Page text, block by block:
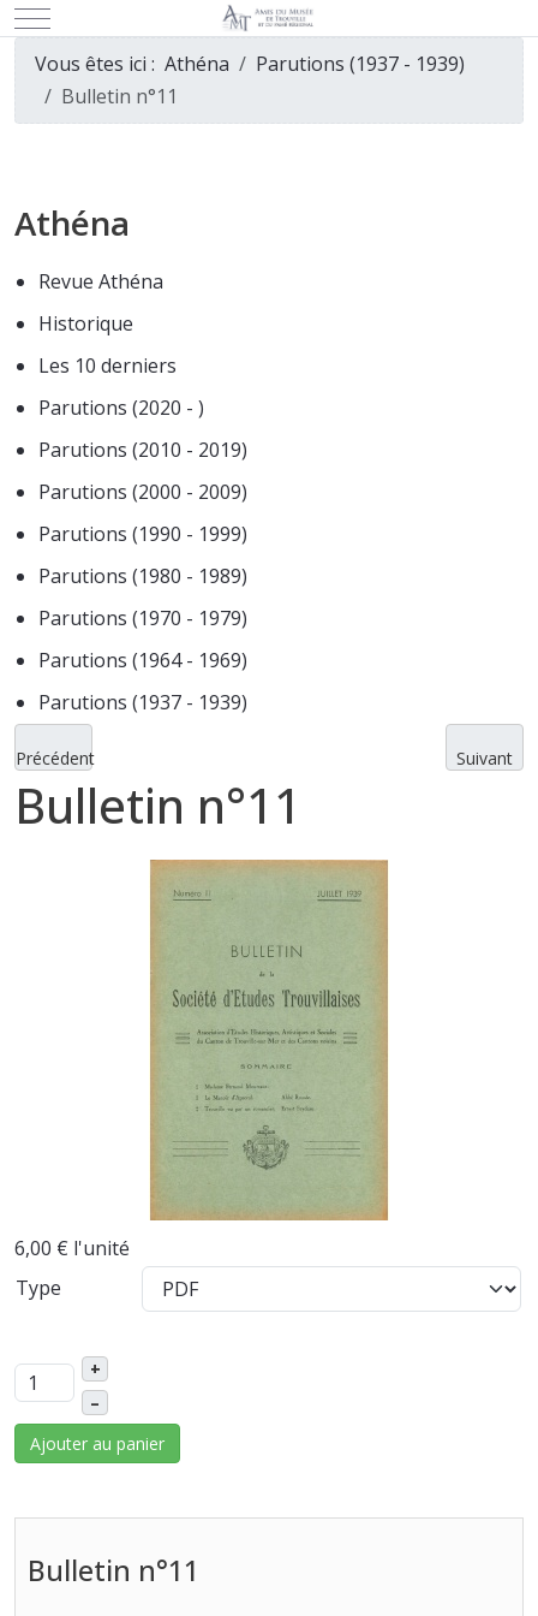
Mobile Menu Toggle
Vous êtes ici : Athéna
Parutions (1937 - 1939)
Bulletin n°11
Athéna
Revue Athéna
Historique
Les 10 derniers
Parutions (2020 - )
Parutions (2010 - 2019)
Parutions (2000 - 2009)
Parutions (1990 - 1999)
Parutions (1980 - 1989)
Parutions (1970 - 1979)
Parutions (1964 - 1969)
Parutions (1937 - 1939)
Précédent Suivant
Bulletin n°11
6,00 € l'unité
Type
+
–
Ajouter au panier
Bulletin n°11